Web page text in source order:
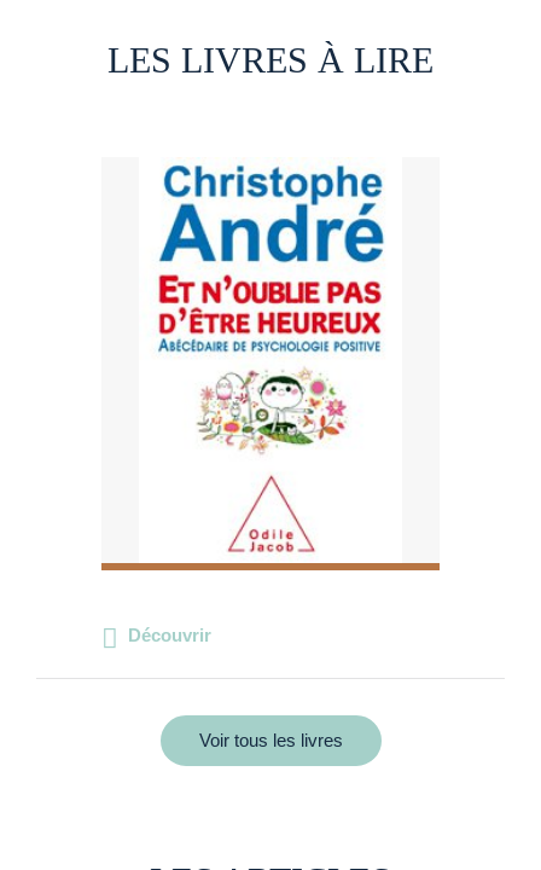
LES LIVRES À LIRE
Découvrir
Voir tous les livres